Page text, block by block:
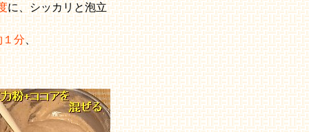
に、シッカリと泡立
１分 、